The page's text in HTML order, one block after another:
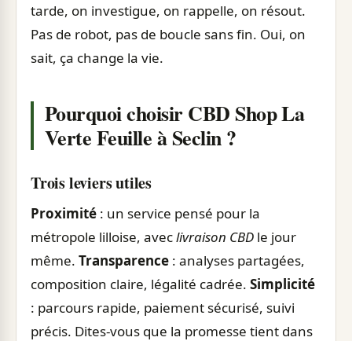
tarde, on investigue, on rappelle, on résout.
Pas de robot, pas de boucle sans fin. Oui, on
sait, ça change la vie.
Pourquoi choisir CBD Shop La
Verte Feuille à Seclin ?
Trois leviers utiles
Proximité : un service pensé pour la
métropole lilloise, aveclivraison CBD le jour
même. Transparence : analyses partagées,
composition claire, légalité cadrée. Simplicité
: parcours rapide, paiement sécurisé, suivi
précis. Dites-vous que la promesse tient dans